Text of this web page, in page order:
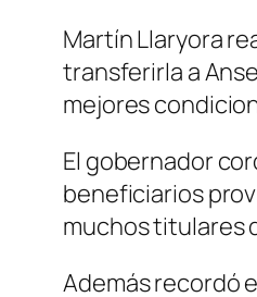
Martín Llaryora
transferirla a
mejores
El gobernador
beneficiarios
muchos titulares
Además recordó